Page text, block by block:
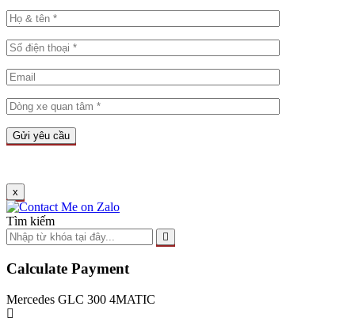
x
Tìm kiếm
Calculate Payment
Mercedes GLC 300 4MATIC